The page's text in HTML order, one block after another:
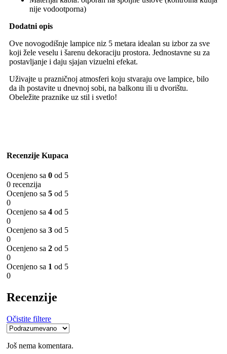
nije vodootporna)
Dodatni opis
Ove novogodišnje lampice niz 5 metara idealan su izbor za sve
koji žele veselu i šarenu dekoraciju prostora. Jednostavne su za
postavljanje i daju sjajan vizuelni efekat.
Uživajte u prazničnoj atmosferi koju stvaraju ove lampice, bilo
da ih postavite u dnevnoj sobi, na balkonu ili u dvorištu.
Obeležite praznike uz stil i svetlo!
Recenzije Kupaca
Ocenjeno sa 0 od 5
0 recenzija
Ocenjeno sa 5 od 5
0
Ocenjeno sa 4 od 5
0
Ocenjeno sa 3 od 5
0
Ocenjeno sa 2 od 5
0
Ocenjeno sa 1 od 5
0
Recenzije
Očistite filtere
Još nema komentara.